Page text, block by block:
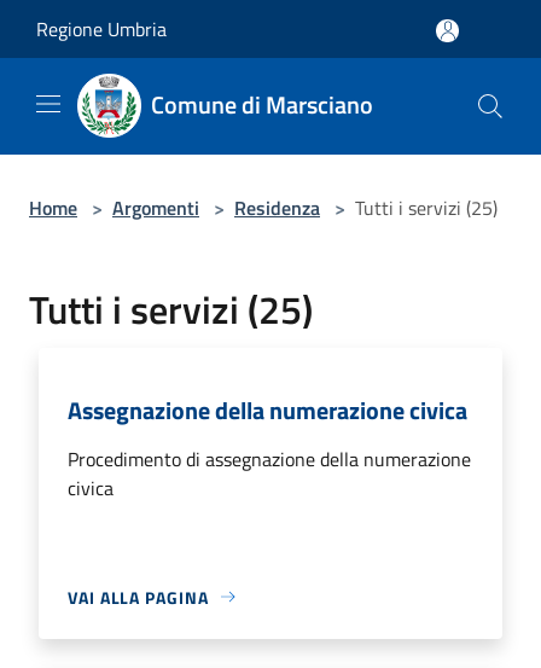
Regione Umbria
Comune di Marsciano
Home > Argomenti > Residenza > Tutti i servizi (25)
Tutti i servizi (25)
Assegnazione della numerazione civica
Procedimento di assegnazione della numerazione
civica
VAI ALLA PAGINA